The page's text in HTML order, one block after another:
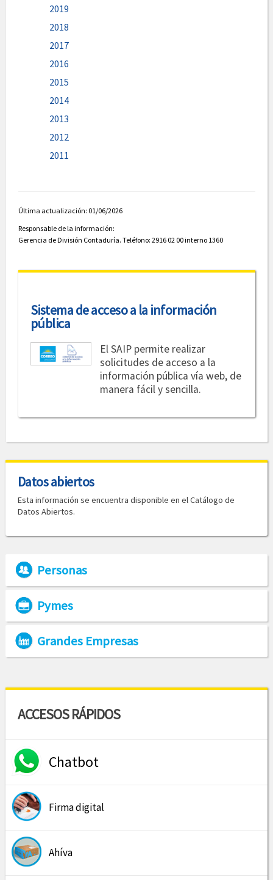
2019
2018
2017
2016
2015
2014
2013
2012
2011
Última actualización: 01/06/2026
Responsable de la información:
Gerencia de División Contaduría. Teléfono: 2916 02 00 interno 1360
Sistema de acceso a la información
pública
El SAIP permite realizar
solicitudes de acceso a la
información pública vía web, de
manera fácil y sencilla.
Datos abiertos
Esta información se encuentra disponible en el Catálogo de
Datos Abiertos.
Personas
Pymes
Grandes Empresas
ACCESOS RÁPIDOS
Chatbot
Firma digital
Ahíva